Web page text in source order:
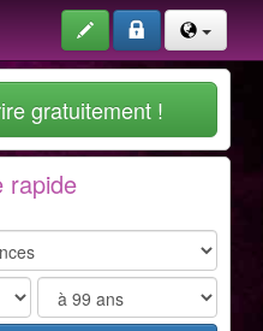
gratuitement !